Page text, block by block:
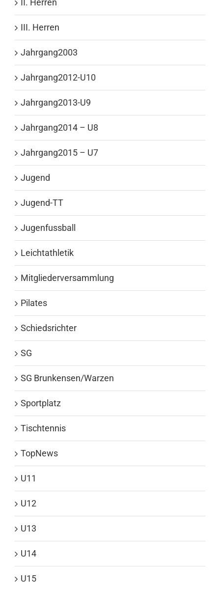
II. Herren
III. Herren
Jahrgang2003
Jahrgang2012-U10
Jahrgang2013-U9
Jahrgang2014 – U8
Jahrgang2015 – U7
Jugend
Jugend-TT
Jugenfussball
Leichtathletik
Mitgliederversammlung
Pilates
Schiedsrichter
SG
SG Brunkensen/Warzen
Sportplatz
Tischtennis
TopNews
U11
U12
U13
U14
U15